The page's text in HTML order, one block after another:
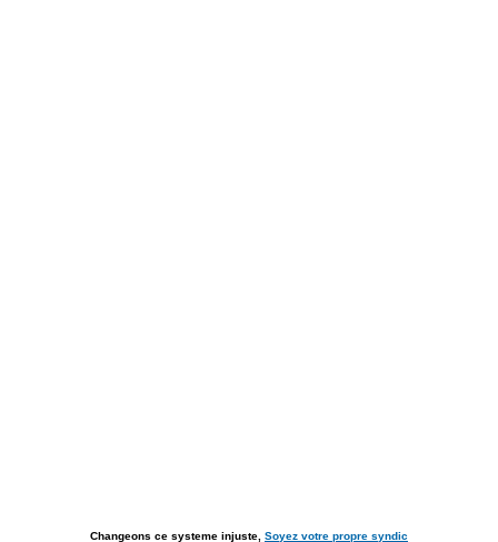
Changeons ce systeme injuste, Soyez votre propre syndic